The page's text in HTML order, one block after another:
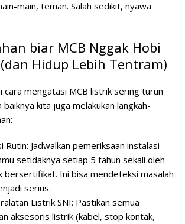
main, teman. Salah sedikit, nyawa
biar MCB Nggak Hobi
Hidup Lebih Tentram)
cara mengatasi MCB listrik sering turun
kita juga melakukan langkah-
Rutin: Jadwalkan pemeriksaan instalasi
setidaknya setiap 5 tahun sekali oleh
bersertifikat. Ini bisa mendeteksi masalah
serius.
Listrik SNI: Pastikan semua
aksesoris listrik (kabel, stop kontak,